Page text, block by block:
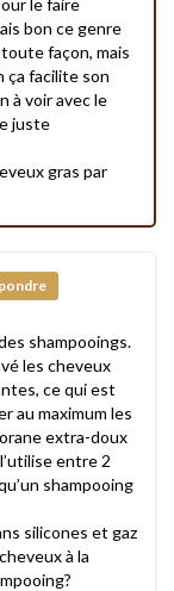
bon ce genre
façon, mais
ça facilite son
à voir avec le
juste
gras par
shampooings.
les cheveux
ce qui est
au maximum les
extra-doux
entre 2
shampooing
silicones et gaz
à la